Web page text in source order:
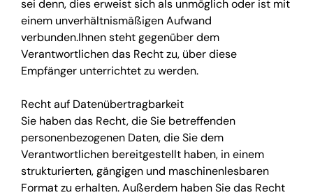
sei denn, dies erweist sich als unmöglich oder ist mit
einem unverhältnismäßigen Aufwand
verbunden.Ihnen steht gegenüber dem
Verantwortlichen das Recht zu, über diese
Empfänger unterrichtet zu werden.
Recht auf Datenübertragbarkeit
Sie haben das Recht, die Sie betreffenden
personenbezogenen Daten, die Sie dem
Verantwortlichen bereitgestellt haben, in einem
strukturierten, gängigen und maschinenlesbaren
Format zu erhalten. Außerdem haben Sie das Recht